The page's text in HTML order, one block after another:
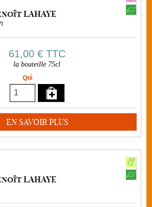
LAHAYE
61,00 €TTC
la bouteille 75cl
Qté
EN SAVOIR PLUS
LAHAYE